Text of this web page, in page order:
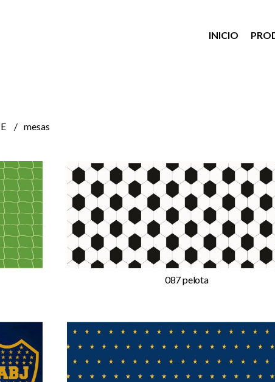
INICIO
mesas
087 pelota